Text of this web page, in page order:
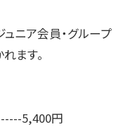
ニア会員・グループ
ます。
5,400円